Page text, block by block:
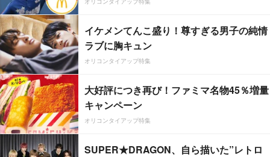
イケメンてんこ盛り！尊すぎる男子の純情
ラブに胸キュン
オリコンタイアップ特集
大好評につき再び！ファミマ名物45％増量
キャンペーン
オリコンタイアップ特集
SUPER★DRAGON、自ら描いた”レトロ